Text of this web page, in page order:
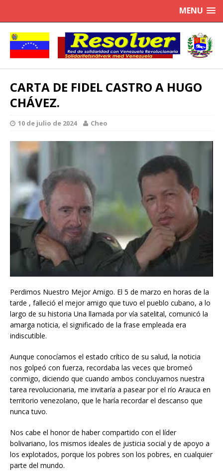
MENU
CARTA DE FIDEL CASTRO A HUGO
CHÁVEZ.
10 de julio de 2024 Cheo
Perdimos Nuestro Mejor Amigo. El 5 de marzo en horas de la
tarde , falleció el mejor amigo que tuvo el pueblo cubano, a lo
largo de su historia Una llamada por vía satelital, comunicó la
amarga noticia, el significado de la frase empleada era
indiscutible.
Aunque conocíamos el estado crítico de su salud, la noticia
nos golpeó con fuerza, recordaba las veces que bromeó
conmigo, diciendo que cuando ambos concluyamos nuestra
tarea revolucionaria, me invitaría a pasear por el río Arauca en
territorio venezolano, que le haría recordar el descanso que
nunca tuvo.
Nos cabe el honor de haber compartido con el líder
bolivariano, los mismos ideales de justicia social y de apoyo a
los explotados, porque los pobres son los pobres, en cualquier
parte del mundo.